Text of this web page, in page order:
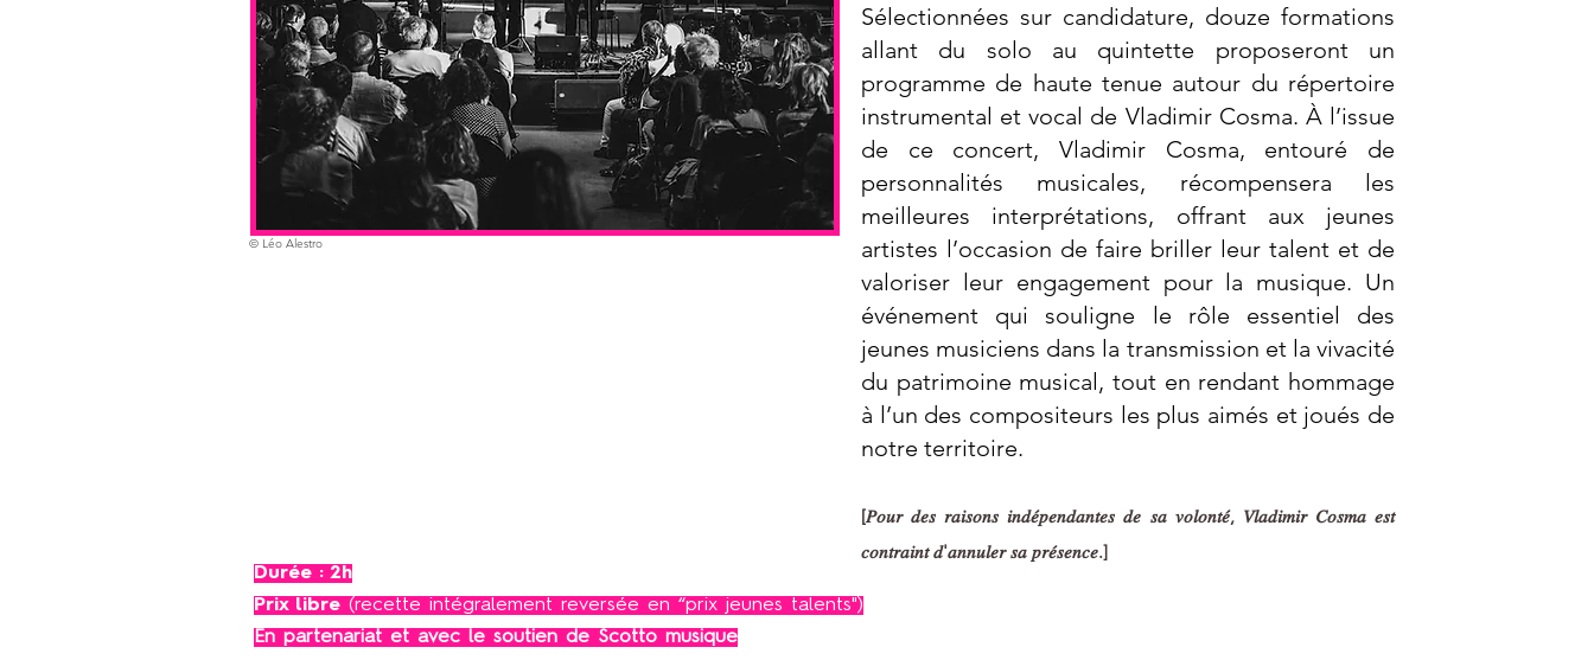
© Léo Alestro
Durée : 2h
Prix libre (recette intégralement reversée en “prix jeunes talents")
En partenariat et avec le soutien de Scotto musique
Sélectionnées sur candidature, douze formations
allant du solo au quintette proposeront un
programme de haute tenue autour du répertoire
instrumental et vocal de Vladimir Cosma. À l’issue
de ce concert, Vladimir Cosma, entouré de
personnalités musicales, récompensera les
meilleures interprétations, offrant aux jeunes
artistes l’occasion de faire briller leur talent et de
valoriser leur engagement pour la musique. Un
événement qui souligne le rôle essentiel des
jeunes musiciens dans la transmission et la vivacité
du patrimoine musical, tout en rendant hommage
à l’un des compositeurs les plus aimés et joués de
notre territoire.
[𝑃𝑜𝑢𝑟 𝑑𝑒𝑠 𝑟𝑎𝑖𝑠𝑜𝑛𝑠 𝑖𝑛𝑑𝑒́𝑝𝑒𝑛𝑑𝑎𝑛𝑡𝑒𝑠 𝑑𝑒 𝑠𝑎 𝑣𝑜𝑙𝑜𝑛𝑡𝑒́, 𝑉𝑙𝑎𝑑𝑖𝑚𝑖𝑟 𝐶𝑜𝑠𝑚𝑎 𝑒𝑠𝑡
𝑐𝑜𝑛𝑡𝑟𝑎𝑖𝑛𝑡 𝑑'𝑎𝑛𝑛𝑢𝑙𝑒𝑟 𝑠𝑎 𝑝𝑟𝑒́𝑠𝑒𝑛𝑐𝑒.]